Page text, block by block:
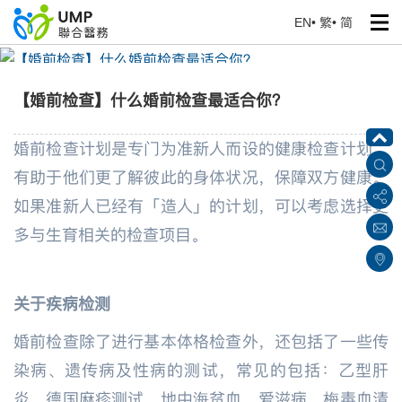
EN• 繁• 简
【婚前检查】什么婚前检查最适合你？
【婚前检查】什么婚前检查最适合你？
婚前检查计划是专门为准新人而设的健康检查计划，
有助于他们更了解彼此的身体状况，保障双方健康。
如果准新人已经有「造人」的计划，可以考虑选择更
多与生育相关的检查项目。
关于疾病检测
婚前检查除了进行基本体格检查外，还包括了一些传
染病、遗传病及性病的测试，常见的包括：乙型肝